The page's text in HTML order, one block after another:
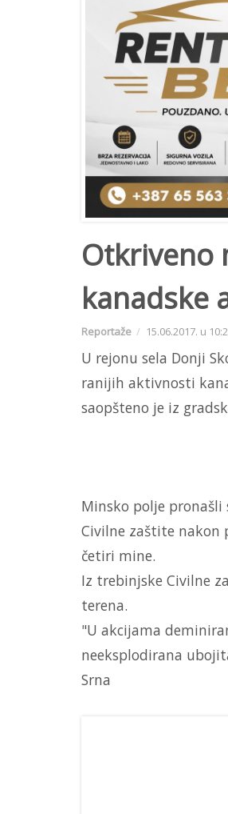
Otkriveno
kanadske
Reportaže 15.06.2017. u
U rejonu sela Donji
ranijih aktivnosti
saopšteno je iz
Minsko polje
Civilne zaštite nakon
četiri mine.
Iz trebinjske Civilne
terena.
"U akcijama
neeksplodirana
Srna